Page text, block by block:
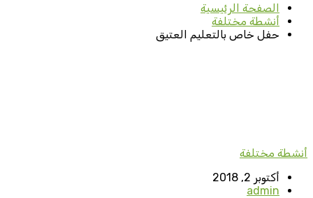
الصفحة الرئيسية
أنشطة مختلفة
حفل خاص بالتعليم العتيق
أنشطة مختلفة
أكتوبر 2, 2018
admin